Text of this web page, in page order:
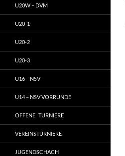
U20W – DVM
U20-1
U20-2
U20-3
U16 – NSV
U14 – NSV VORRUNDE
OFFENE TURNIERE
VEREINSTURNIERE
JUGENDSCHACH